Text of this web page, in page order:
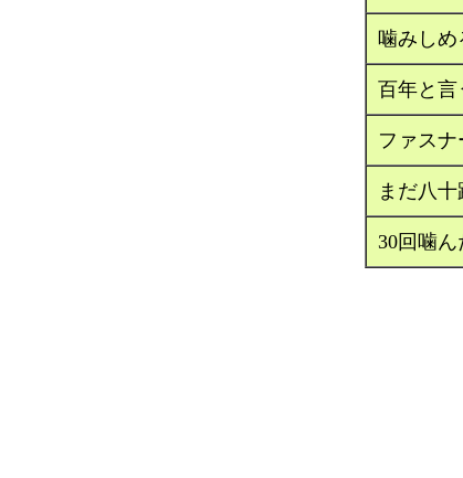
噛みしめ
百年と言
ファス
まだ八
30回噛